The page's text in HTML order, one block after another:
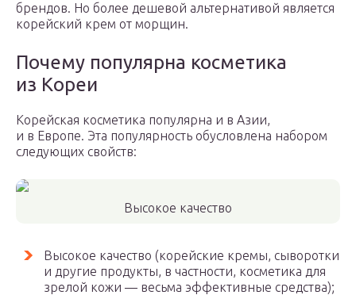
брендов. Но более дешевой альтернативой является
корейский крем от морщин.
Почему популярна косметика
из Кореи
Корейская косметика популярна и в Азии,
и в Европе. Эта популярность обусловлена набором
следующих свойств:
Высокое качество
Высокое качество (корейские кремы, сыворотки
и другие продукты, в частности, косметика для
зрелой кожи — весьма эффективные средства);